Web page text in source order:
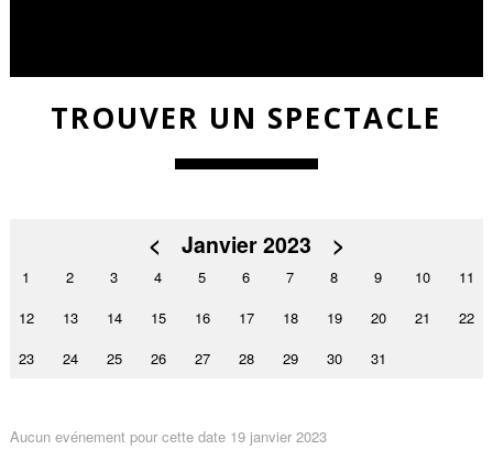
TROUVER UN SPECTACLE
< Janvier 2023 >
1 2 3 4 5 6 7 8 9 10
11
12
13 14 15 16 17 18 19 20 21
22
23
24 25 26 27 28 29 30 31
Aucun evénement pour cette date 19 janvier 2023